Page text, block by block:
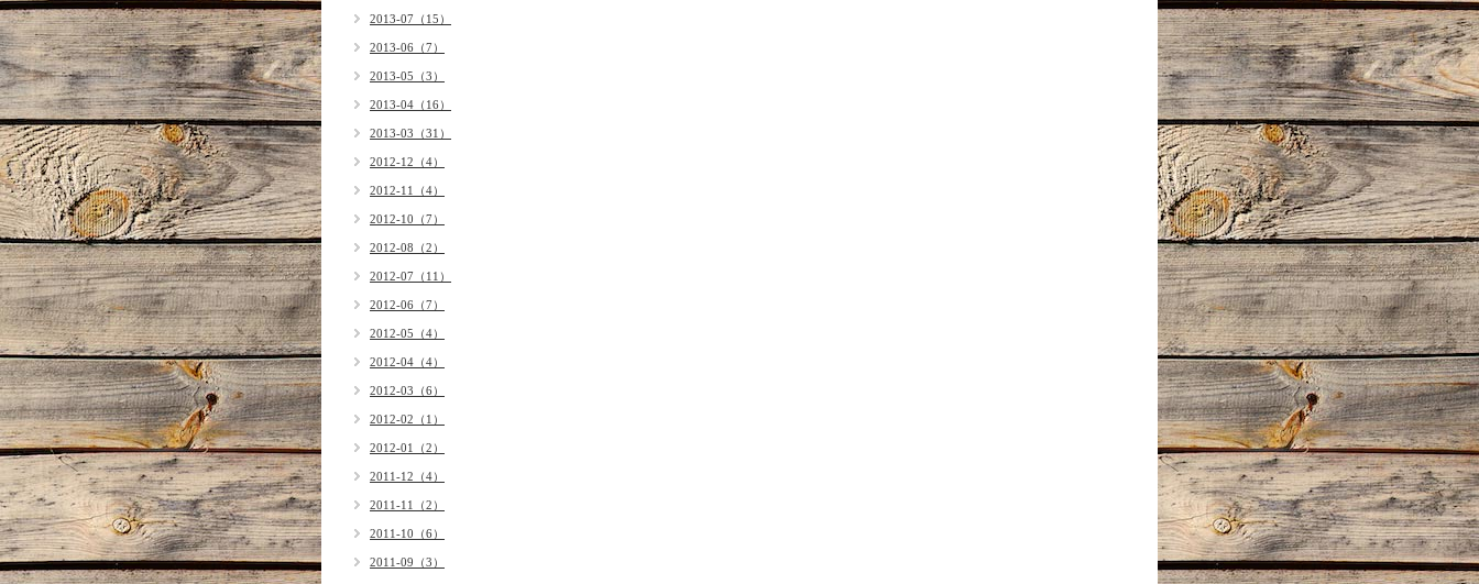
2013-07（15）
2013-06（7）
2013-05（3）
2013-04（16）
2013-03（31）
2012-12（4）
2012-11（4）
2012-10（7）
2012-08（2）
2012-07（11）
2012-06（7）
2012-05（4）
2012-04（4）
2012-03（6）
2012-02（1）
2012-01（2）
2011-12（4）
2011-11（2）
2011-10（6）
2011-09（3）